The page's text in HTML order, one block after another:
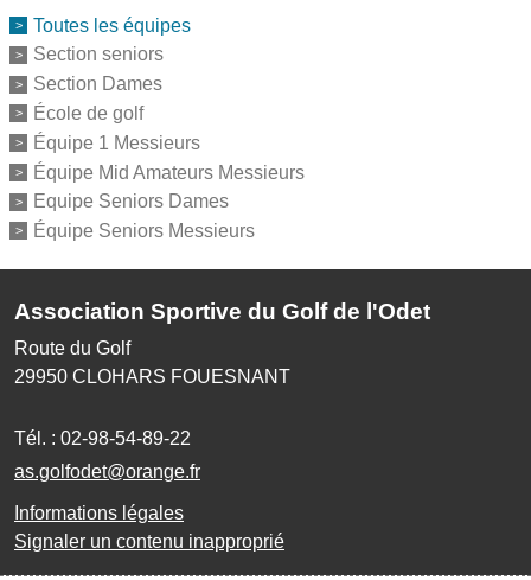
Toutes les équipes
Section seniors
Section Dames
École de golf
Équipe 1 Messieurs
Équipe Mid Amateurs Messieurs
Equipe Seniors Dames
Équipe Seniors Messieurs
Association Sportive du Golf de l'Odet
Route du Golf
29950 CLOHARS FOUESNANT
Tél. : 02-98-54-89-22
as.golfodet@orange.fr
Informations légales
Signaler un contenu inapproprié